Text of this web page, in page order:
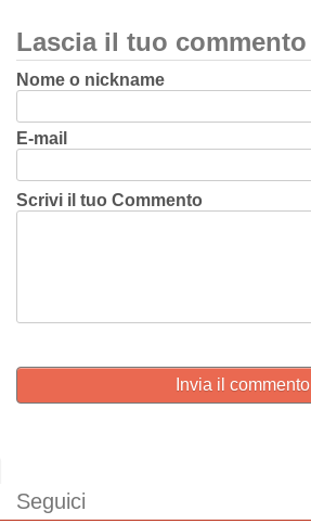
Lascia il tuo commento
Nome o nickname
E-mail
Scrivi il tuo Commento
Invia il commento
Seguici